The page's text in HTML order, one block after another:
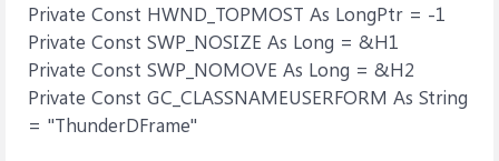
Private Const HWND_TOPMOST As LongPtr = -1
Private Const SWP_NOSIZE As Long = &H1
Private Const SWP_NOMOVE As Long = &H2
Private Const GC_CLASSNAMEUSERFORM As String
= "ThunderDFrame"